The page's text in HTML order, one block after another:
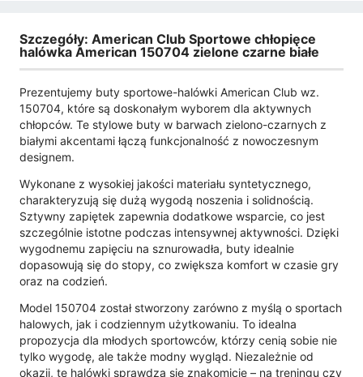
Szczegóły: American Club Sportowe chłopięce
halówka American 150704 zielone czarne białe
Prezentujemy buty sportowe-halówki American Club wz.
150704, które są doskonałym wyborem dla aktywnych
chłopców. Te stylowe buty w barwach zielono-czarnych z
białymi akcentami łączą funkcjonalność z nowoczesnym
designem.
Wykonane z wysokiej jakości materiału syntetycznego,
charakteryzują się dużą wygodą noszenia i solidnością.
Sztywny zapiętek zapewnia dodatkowe wsparcie, co jest
szczególnie istotne podczas intensywnej aktywności. Dzięki
wygodnemu zapięciu na sznurowadła, buty idealnie
dopasowują się do stopy, co zwiększa komfort w czasie gry
oraz na codzień.
Model 150704 został stworzony zarówno z myślą o sportach
halowych, jak i codziennym użytkowaniu. To idealna
propozycja dla młodych sportowców, którzy cenią sobie nie
tylko wygodę, ale także modny wygląd. Niezależnie od
okazji, te halówki sprawdzą się znakomicie – na treningu czy